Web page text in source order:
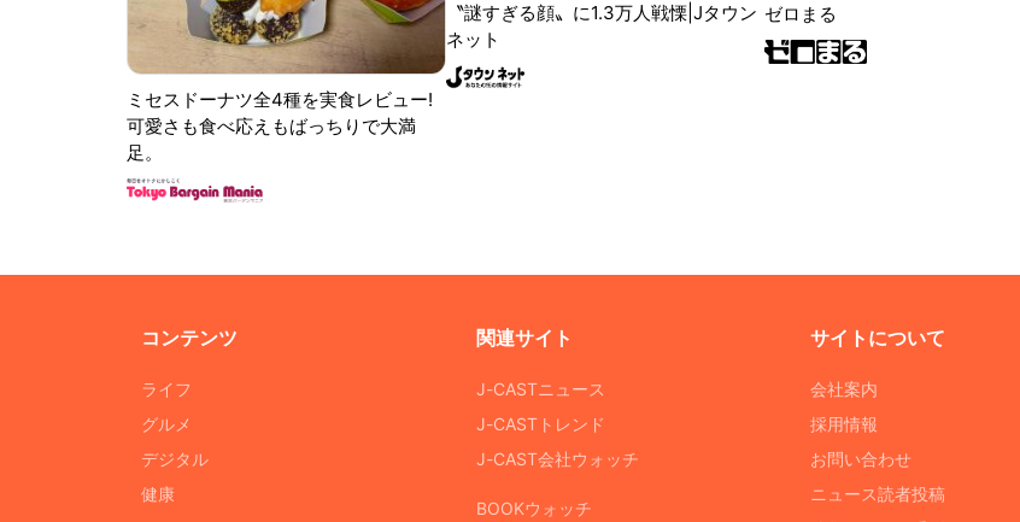
ミセスドーナツ全4種を実食レビュー!
可愛さも食べ応えもばっちりで大満
足。
〝謎すぎる顔〟に1.3万人戦慄|Jタウン
ネット
ゼロまる
コンテンツ
ライフ
グルメ
デジタル
健康
関連サイト
J-CASTニュース
J-CASTトレンド
J-CAST会社ウォッチ
BOOKウォッチ
サイトについて
会社案内
採用情報
お問い合わせ
ニュース読者投稿